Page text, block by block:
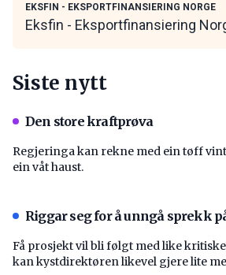
EKSFIN - EKSPORTFINANSIERING NORGE
Eksfin - Eksportfinansiering
Siste nytt
Den store kraftprøva
Regjeringa kan rekne med ein tøff
ein våt haust.
Riggar seg for å unngå sprekk
Få prosjekt vil bli følgt med like
kan kystdirektøren likevel gjere lite